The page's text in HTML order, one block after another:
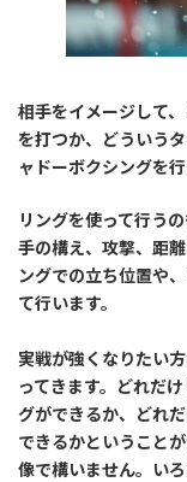
相手をイメージして
を打つか、どういう
ャドーボクシングを
リングを使って行う
手の構え、攻撃、距
ングでの立ち位置や
て行います。
実戦が強くなりたい
ってきます。どれだ
グができるか、どれ
できるかということ
像で構いません。い